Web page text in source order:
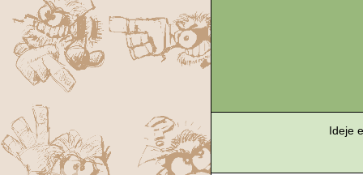
Ideje